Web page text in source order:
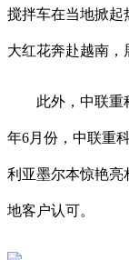
搅拌车在当地掀起
大红花奔赴越南，
此外，中联重科
年6月份，中联重
利亚墨尔本惊艳亮
地客户认可。